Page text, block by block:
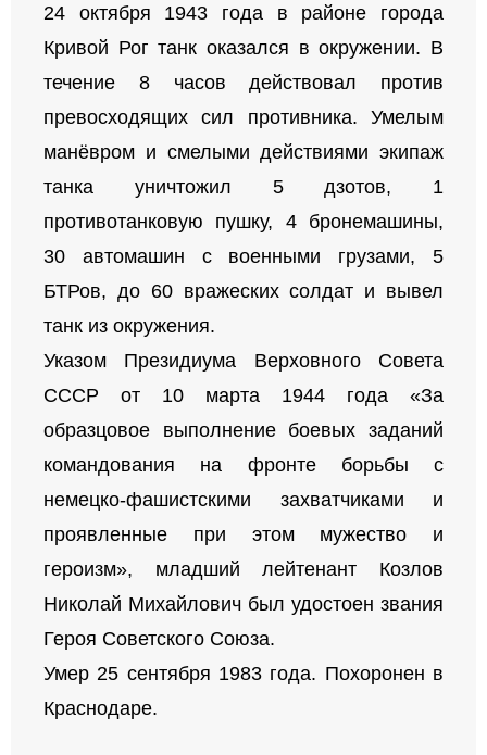
24 октября 1943 года в районе города
Кривой Рог танк оказался в окружении. В
течение 8 часов действовал против
превосходящих сил противника. Умелым
манёвром и смелыми действиями экипаж
танка уничтожил 5 дзотов, 1
противотанковую пушку, 4 бронемашины,
30 автомашин с военными грузами, 5
БТРов, до 60 вражеских солдат и вывел
танк из окружения.
Указом Президиума Верховного Совета
СССР от 10 марта 1944 года «За
образцовое выполнение боевых заданий
командования на фронте борьбы с
немецко-фашистскими захватчиками и
проявленные при этом мужество и
героизм», младший лейтенант Козлов
Николай Михайлович был удостоен звания
Героя Советского Союза.
Умер 25 сентября 1983 года. Похоронен в
Краснодаре.